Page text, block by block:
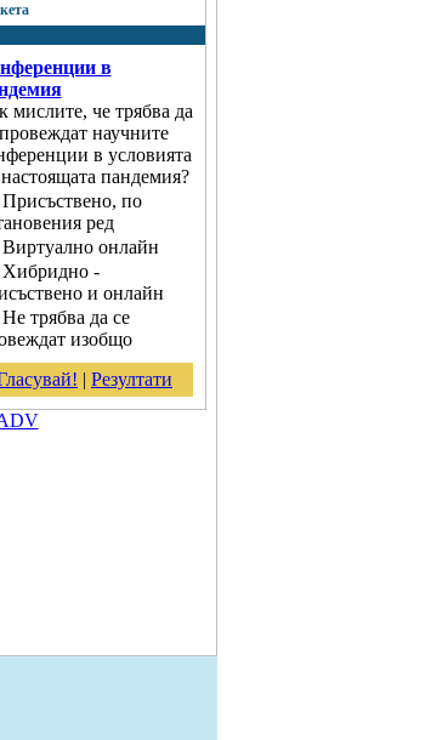
в
мислите, че трябва да
научните
в условията
пандемия?
Присъствено, по
ред
Виртуално онлайн
Хибридно -
и онлайн
Не трябва да се
изобщо
| Резултати